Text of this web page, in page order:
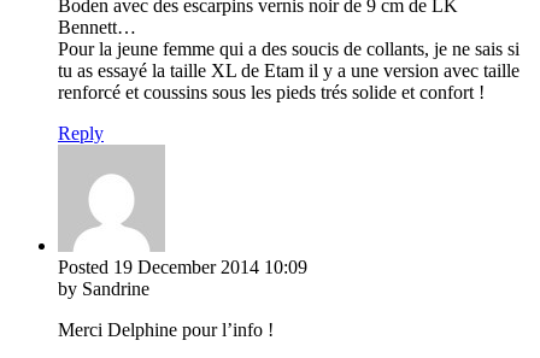
Boden avec des escarpins vernis noir de 9 cm de LK
Bennett…
Pour la jeune femme qui a des soucis de collants, je ne sais si
tu as essayé la taille XL de Etam il y a une version avec taille
renforcé et coussins sous les pieds trés solide et confort !
Reply
Posted 19 December 2014 10:09
by Sandrine
Merci Delphine pour l’info !